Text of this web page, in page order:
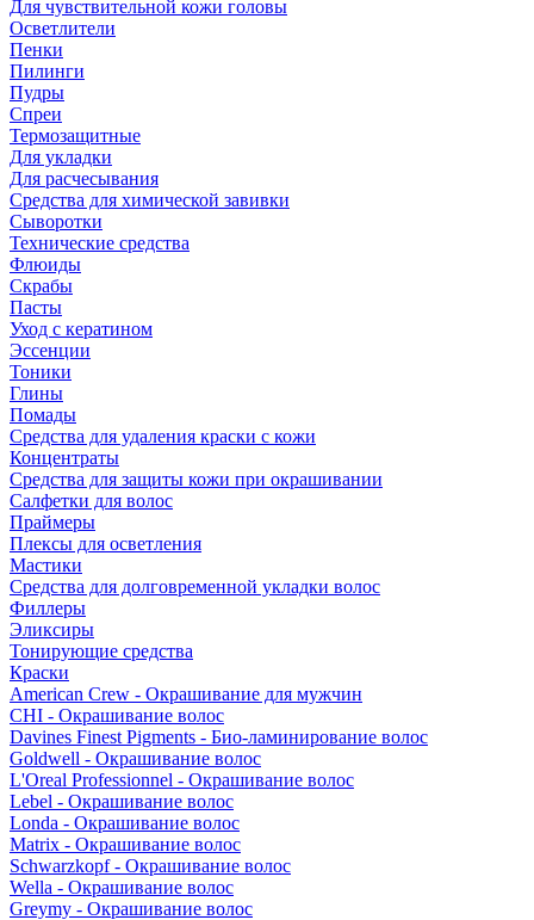
Для чувствительной кожи головы
Осветлители
Пенки
Пилинги
Пудры
Спреи
Термозащитные
Для укладки
Для расчесывания
Средства для химической завивки
Сыворотки
Технические средства
Флюиды
Скрабы
Пасты
Уход с кератином
Эссенции
Тоники
Глины
Помады
Средства для удаления краски с кожи
Концентраты
Средства для защиты кожи при окрашивании
Салфетки для волос
Праймеры
Плексы для осветления
Мастики
Средства для долговременной укладки волос
Филлеры
Эликсиры
Тонирующие средства
Краски
American Crew - Окрашивание для мужчин
CHI - Окрашивание волос
Davines Finest Pigments - Био-ламинирование волос
Goldwell - Окрашивание волос
L'Oreal Professionnel - Окрашивание волос
Lebel - Окрашивание волос
Londa - Окрашивание волос
Matrix - Окрашивание волос
Schwarzkopf - Окрашивание волос
Wella - Окрашивание волос
Greymy - Окрашивание волос